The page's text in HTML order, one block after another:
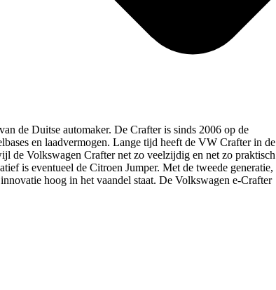
de Duitse automaker. De Crafter is sinds 2006 op de
en laadvermogen. Lange tijd heeft de VW Crafter in de
de Volkswagen Crafter net zo veelzijdig en net zo praktisch
is eventueel de Citroen Jumper. Met de tweede generatie,
hoog in het vaandel staat. De Volkswagen e-Crafter